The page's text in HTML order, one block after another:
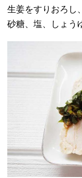
生姜をすりおろし
砂糖、塩、しょう